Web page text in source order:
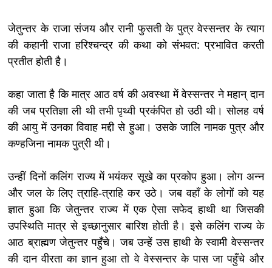
जेतुन्तर के राजा संजय और रानी फुसती के पुत्र वेस्सन्तर के त्याग
की कहानी राजा हरिश्चन्द्र की कथा को संभवत: प्रभावित करती
प्रतीत होती है।
कहा जाता है कि मात्र आठ वर्ष की अवस्था में वेस्सन्तर ने महान् दान
की जब प्रतिज्ञा ली थी तभी पृथ्वी प्रकंपित हो उठी थी। सोलह वर्ष
की आयु में उनका विवाह मद्दी से हुआ। उसके जालि नामक पुत्र और
कण्हजिना नामक पुत्री थी।
उन्हीं दिनों कलिंग राज्य में भयंकर सूखे का प्रकोप हुआ। लोग अन्न
और जल के लिए त्राहि-त्राहि कर उठे। जब वहाँ के लोगों को यह
ज्ञात हुआ कि जेतुन्तर राज्य में एक ऐसा सफेद हाथी था जिसकी
उपस्थिति मात्र से इच्छानुसार बारिश होती है। इसे कलिंग राज्य के
आठ ब्राह्मण जेतुन्तर पहुँचे। जब उन्हें उस हाथी के स्वामी वेस्सन्तर
की दान वीरता का ज्ञान हुआ तो वे वेस्सन्तर के पास जा पहुँचे और